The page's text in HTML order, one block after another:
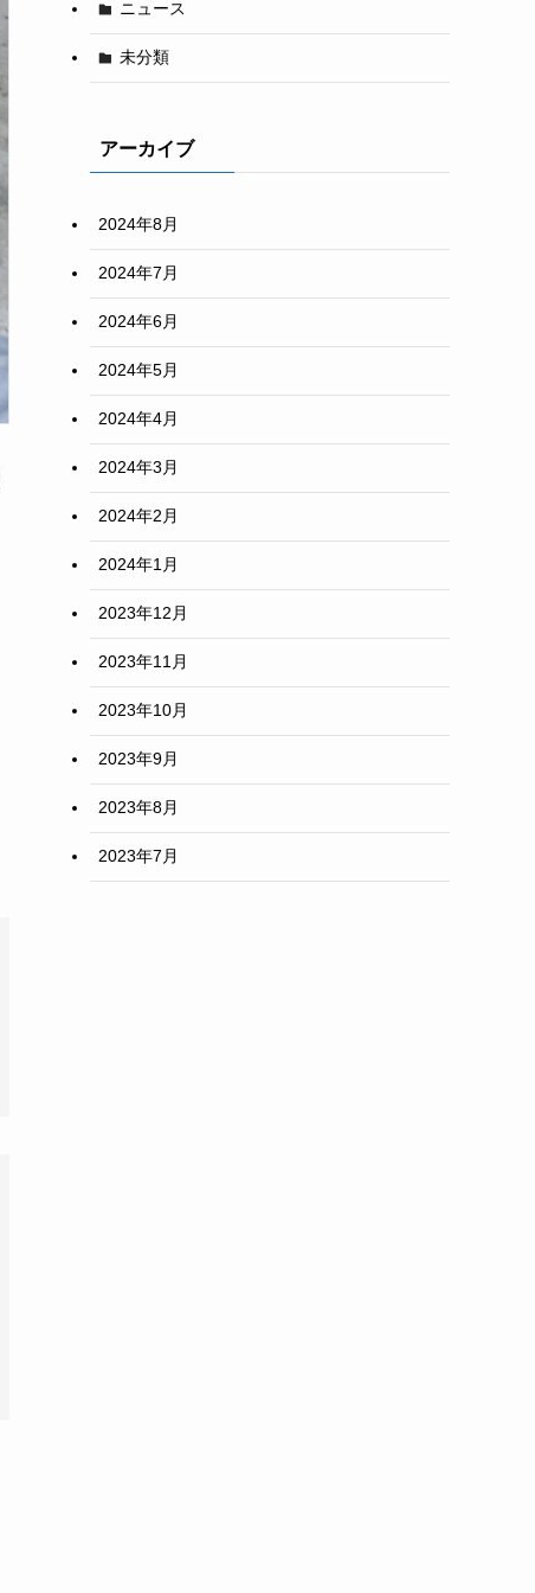
ニュース
未分類
アーカイブ
2024年8月
2024年7月
2024年6月
2024年5月
2024年4月
2024年3月
2024年2月
2024年1月
2023年12月
2023年11月
2023年10月
2023年9月
2023年8月
2023年7月